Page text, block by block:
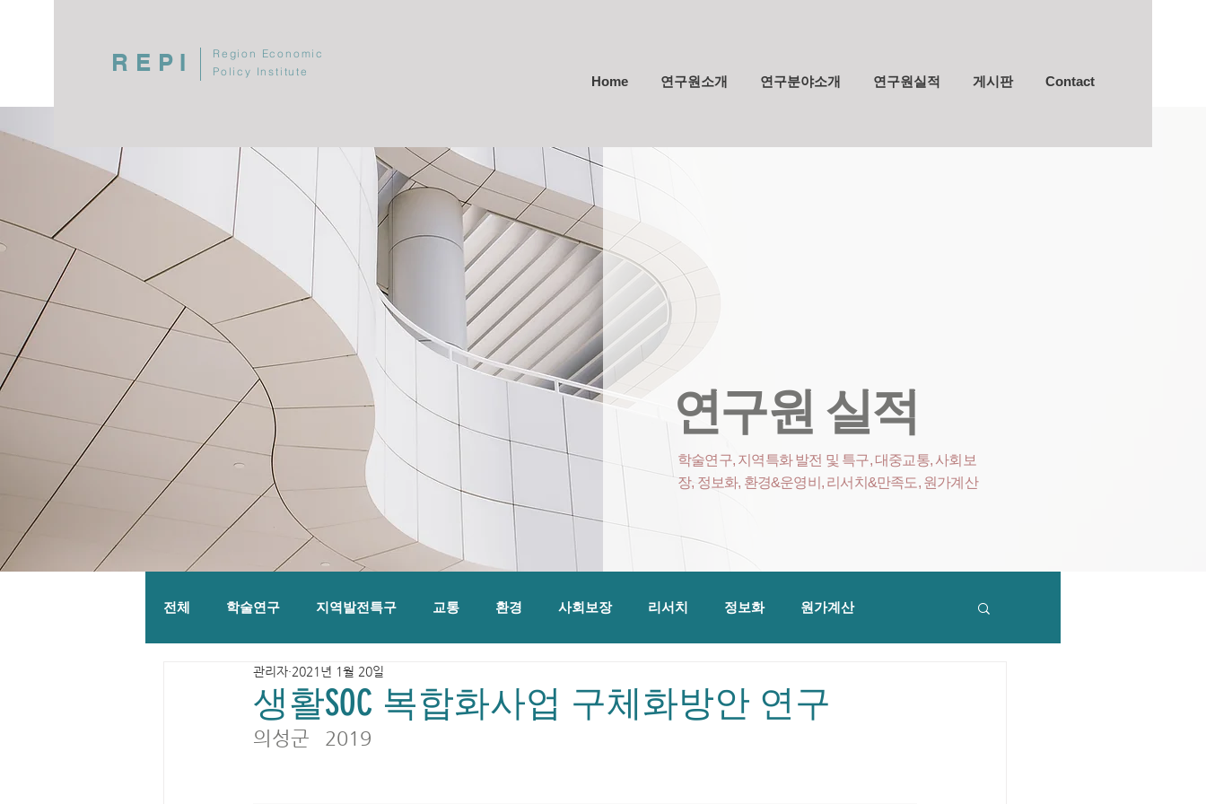
REPI
Region Economic
Policy Institute
Home 연구원소개 연구분야소개 연구원실적 게시판 Contact
전체 학술연구 지역발전특구 교통 환경 사회보장 리서치 정보화 원가계산
생활SOC 복합화사업 구체화방안 연구
관리자 2021년 1월 20일
의성군	2019
연구원 실적
학술연구, 지역특화 발전 및 특구, 대중교통, 사회보
장, 정보화, 환경&운영비 , 리서치&만족도, 원가계산